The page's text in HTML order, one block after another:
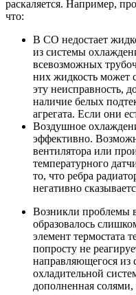
раскаляется. Например,
что:
В СО недостает
из системы
всевозможных
них жидкость может
эту неисправность,
наличие белых
агрегата. Если они
Воздушное
эффективно.
вентилятора или
температурного
то, что ребра
негативно
Возникли проблемы
образовалось
элемент термостата
попросту не
направляющегося из
охладительной
дополненная солями,